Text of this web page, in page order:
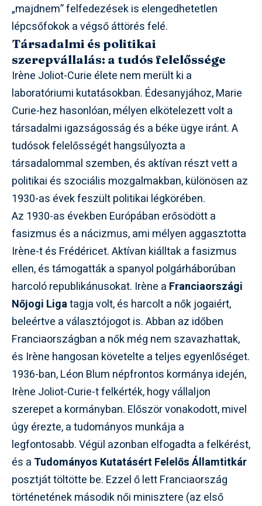
„majdnem” felfedezések is elengedhetetlen
lépcsőfokok a végső áttörés felé.
Társadalmi és politikai
szerepvállalás: a tudós felelőssége
Irène Joliot-Curie élete nem merült ki a
laboratóriumi kutatásokban. Édesanyjához, Marie
Curie-hez hasonlóan, mélyen elkötelezett volt a
társadalmi igazságosság és a béke ügye iránt. A
tudósok felelősségét hangsúlyozta a
társadalommal szemben, és aktívan részt vett a
politikai és szociális mozgalmakban, különösen az
1930-as évek feszült politikai légkörében.
Az 1930-as években Európában erősödött a
fasizmus és a nácizmus, ami mélyen aggasztotta
Irène-t és Frédéricet. Aktívan kiálltak a fasizmus
ellen, és támogatták a spanyol polgárháborúban
harcoló republikánusokat. Irène a Franciaországi
Nőjogi Ligatagja volt, és harcolt a nők jogaiért,
beleértve a választójogot is. Abban az időben
Franciaországban a nők még nem szavazhattak,
és Irène hangosan követelte a teljes egyenlőséget.
1936-ban, Léon Blum népfrontos kormánya idején,
Irène Joliot-Curie-t felkérték, hogy vállaljon
szerepet a kormányban. Először vonakodott, mivel
úgy érezte, a tudományos munkája a
legfontosabb. Végül azonban elfogadta a felkérést,
és a Tudományos Kutatásért Felelős Államtitkár
posztját töltötte be. Ezzel ő lett Franciaország
történetének második női minisztere (az első